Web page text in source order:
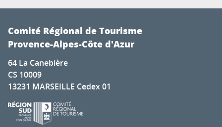
Comité Régional de Tourisme
Provence-Alpes-Côte d'Azur
64 La Canebière
CS 10009
13231 MARSEILLE Cedex 01